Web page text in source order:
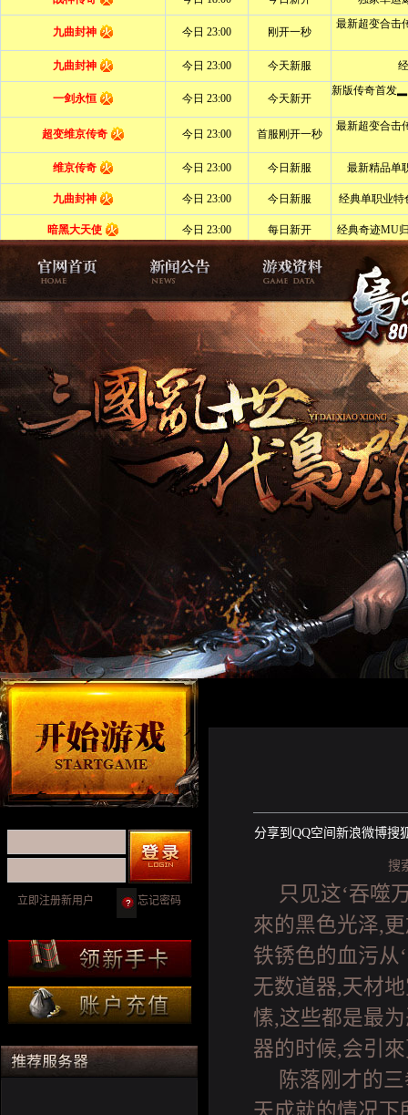
忘记密码
立即注册新用户
分享到 QQ空间 新浪微博搜
搜
只见这‘吞噬
來的黑色光泽,
铁锈色的血污从
无数道器,天材
愫,这些都是最
器的时候,会引
陈落刚才的